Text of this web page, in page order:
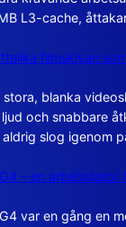
L3-cache,
filmskivan
stora, blanka
och snabbare
slog igenom
– en arbetsdator
var en gång en